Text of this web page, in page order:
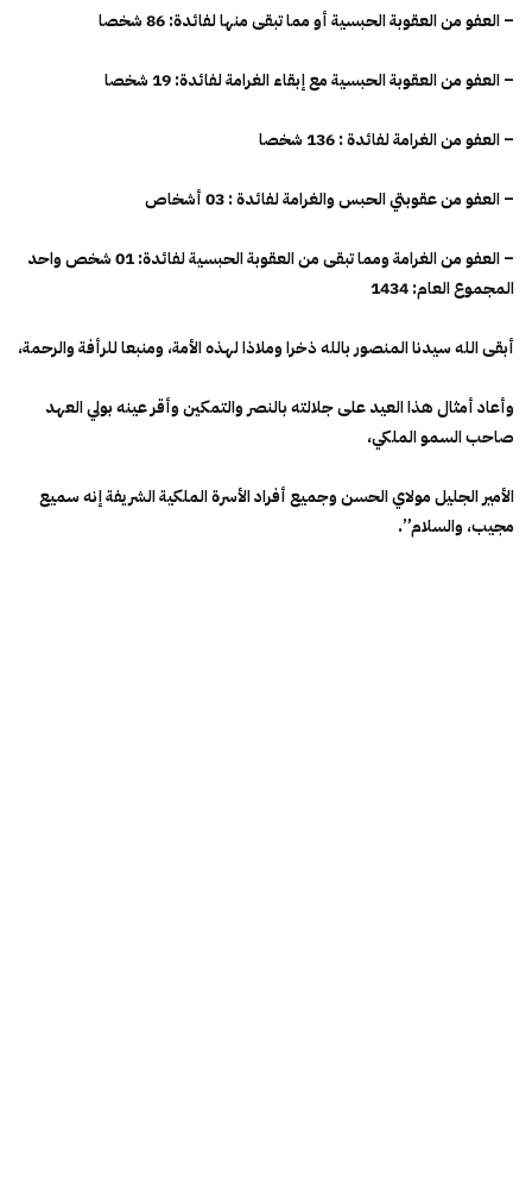
– العفو من العقوبة الحبسية أو مما تبقى منها لفائدة: 86 شخصا
– العفو من العقوبة الحبسية مع إبقاء الغرامة لفائدة: 19 شخصا
– العفو من الغرامة لفائدة : 136 شخصا
– العفو من عقوبتي الحبس والغرامة لفائدة : 03 أشخاص
– العفو من الغرامة ومما تبقى من العقوبة الحبسية لفائدة: 01 شخص واحد
المجموع العام: 1434
أبقى الله سيدنا المنصور بالله ذخرا وملاذا لهذه الأمة، ومنبعا للرأفة والرحمة،
وأعاد أمثال هذا العيد على جلالته بالنصر والتمكين وأقر عينه بولي العهد
صاحب السمو الملكي،
الأمير الجليل مولاي الحسن وجميع أفراد الأسرة الملكية الشريفة إنه سميع
مجيب، والسلام”.